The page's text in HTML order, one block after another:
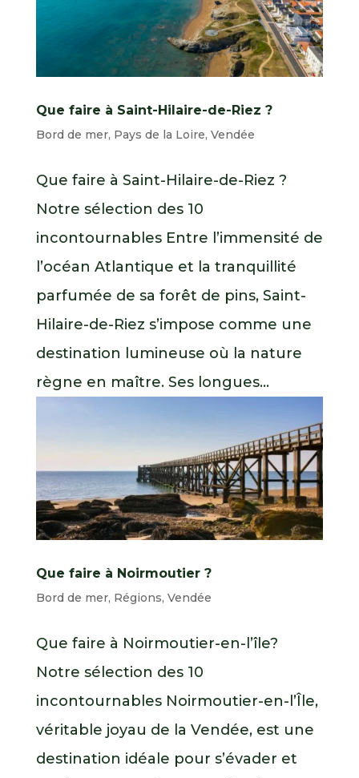
Que faire à Saint-Hilaire-de-Riez ?
Bord de mer, Pays de la Loire, Vendée
Que faire à Saint-Hilaire-de-Riez ?
Notre sélection des 10
incontournables Entre l’immensité de
l’océan Atlantique et la tranquillité
parfumée de sa forêt de pins, Saint-
Hilaire-de-Riez s’impose comme une
destination lumineuse où la nature
règne en maître. Ses longues...
Que faire à Noirmoutier ?
Bord de mer, Régions, Vendée
Que faire à Noirmoutier-en-l’île?
Notre sélection des 10
incontournables Noirmoutier-en-l’Île,
véritable joyau de la Vendée, est une
destination idéale pour s’évader et